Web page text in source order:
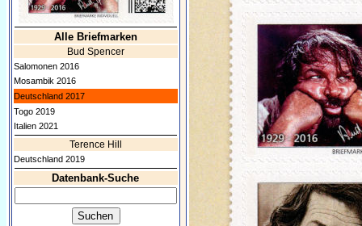
Alle Briefmarken
Bud Spencer
Salomonen 2016
Mosambik 2016
Deutschland 2017
Togo 2019
Italien 2021
Terence Hill
Deutschland 2019
Datenbank-Suche